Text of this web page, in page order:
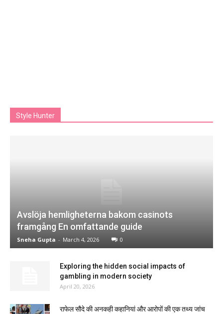
Style Hunter
Avslöja hemligheterna bakom casinots
framgång En omfattande guide
Sneha Gupta - March 4, 2026 0
Exploring the hidden social impacts of
gambling in modern society
April 20, 2026
राफेल सौदे की अनकही कहानियां और आरोपों की एक तथ्य जांच